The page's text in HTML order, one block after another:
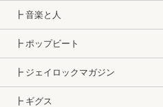
┣ 音楽と人
┣ ポップビート
┣ ジェイロックマガジン
┣ ギグス